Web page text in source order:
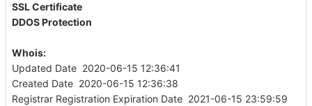
SSL Certificate
DDOS Protection
Whois:
Updated Date 2020-06-15 12:36:41
Created Date 2020-06-15 12:36:38
Registrar Registration Expiration Date 2021-06-15 23:59:59